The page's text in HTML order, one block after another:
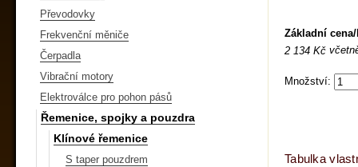
Převodovky
Frekvenční měniče
Čerpadla
Vibrační motory
Elektroválce pro pohon pásů
Řemenice, spojky a pouzdra
Klínové řemenice
S taper pouzdrem
Základní
2 134 Kč
Množství:
Tabulka